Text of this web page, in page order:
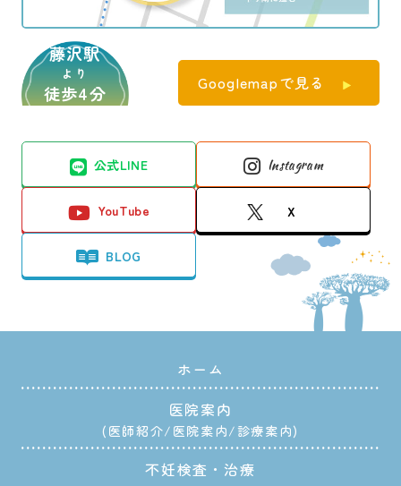
藤沢駅
より
徒歩4分 Googlemapで見る
公式LINE Instagram
YouTube X
BLOG
ホーム
医院案内
医師紹介 医院案内 診療案内
不妊検査・治療